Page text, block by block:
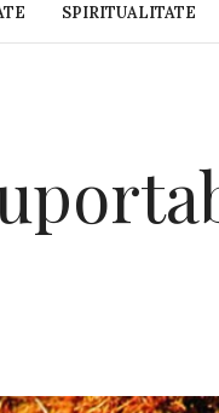
SPIRITUALITATE